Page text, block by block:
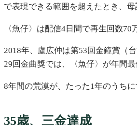
で表現できる範囲を超えたとき、
〈魚仔〉は配信4日間で再生回数70
2018年、盧広仲は第53回金鐘賞（
29回金曲獎では、〈魚仔〉が年間
8年間の荒漠が、たった1年のうちに
35歳、三金達成